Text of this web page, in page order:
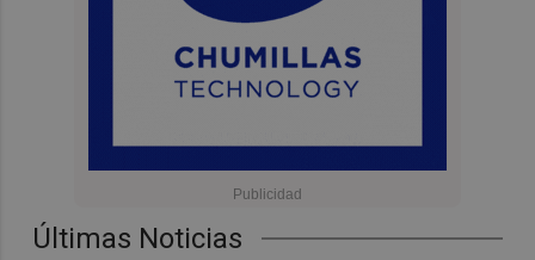
Últimas Noticias